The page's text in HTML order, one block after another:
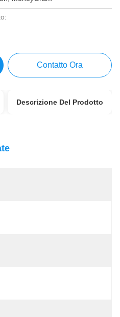
Contatto Ora
Descrizione Del Prodotto